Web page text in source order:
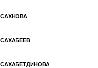
САХHОВА
САХАБЕЕВ
САХАБЕТДИНОВА